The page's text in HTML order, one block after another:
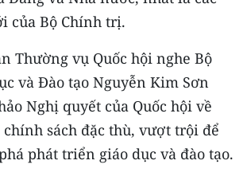
của Bộ Chính trị.
Thường vụ Quốc hội nghe Bộ
và Đào tạo Nguyễn Kim Sơn
Nghị quyết của Quốc hội về
chính sách đặc thù, vượt trội để
phát triển giáo dục và đào tạo.